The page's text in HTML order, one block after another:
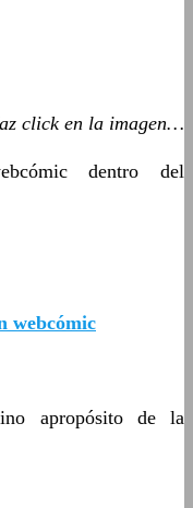
click en la imagen…
dentro del
webcómic
apropósito de la